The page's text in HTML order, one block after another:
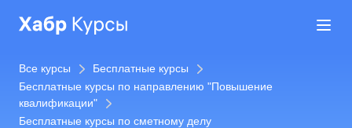
Все курсы
Бесплатные курсы
Бесплатные курсы по направлению "Повышение
квалификации"
Бесплатные курсы по сметному делу